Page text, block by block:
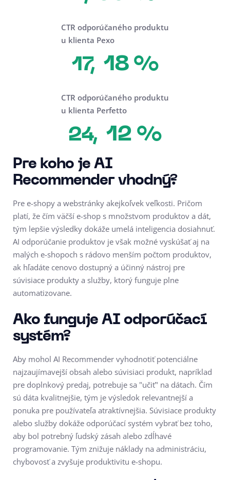
17, 18 %
CTR odporúčaného produktu
u klienta Pexo
24, 12 %
CTR odporúčaného produktu
u klienta Perfetto
Pre koho je AI
Recommender vhodný?
Pre e-shopy a webstránky akejkoľvek veľkosti. Pričom
platí, že čím väčší e-shop s množstvom produktov a dát,
tým lepšie výsledky dokáže umelá inteligencia dosiahnuť.
AI odporúčanie produktov je však možné vyskúšať aj na
malých e-shopoch s rádovo menším počtom produktov,
ak hľadáte cenovo dostupný a účinný nástroj pre
súvisiace produkty a služby, ktorý funguje plne
automatizovane.
Ako funguje AI odporúčací
systém?
Aby mohol AI Recommender vyhodnotiť potenciálne
najzaujímavejší obsah alebo súvisiaci produkt, napríklad
pre doplnkový predaj, potrebuje sa "učiť" na dátach. Čím
sú dáta kvalitnejšie, tým je výsledok relevantnejší a
ponuka pre používateľa atraktívnejšia. Súvisiace produkty
alebo služby dokáže odporúčací systém vybrať bez toho,
aby bol potrebný ľudský zásah alebo zdĺhavé
programovanie. Tým znižuje náklady na administráciu,
chybovosť a zvyšuje produktivitu e-shopu.